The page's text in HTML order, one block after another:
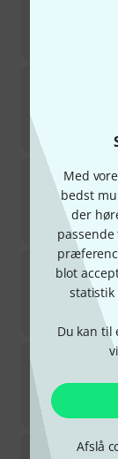
Med
bedst
der
blot
statistik
Du kan til
Afslå